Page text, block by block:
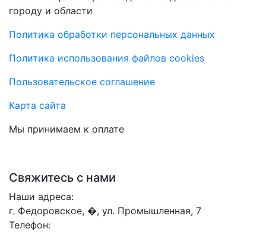
городу и области
Политика обработки персональных данных
Политика использования файлов cookies
Пользовательское соглашение
Карта сайта
Мы принимаем к оплате
Свяжитесь с нами
Наши адреса:
г. Федоровское, �, ул. Промышленная, 7
Телефон: